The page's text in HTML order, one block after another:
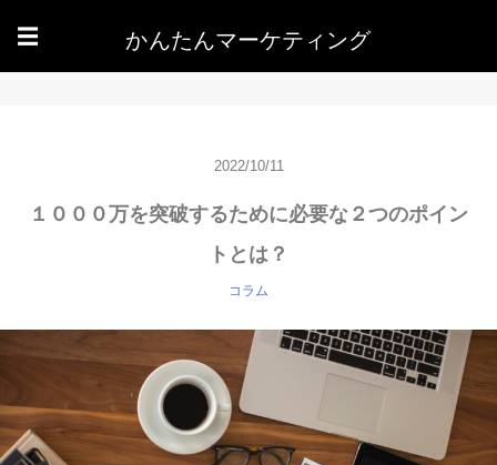
☰ かんたんマーケティング
2022/10/11
１０００万を突破するために必要な２つのポイン
トとは？
コラム